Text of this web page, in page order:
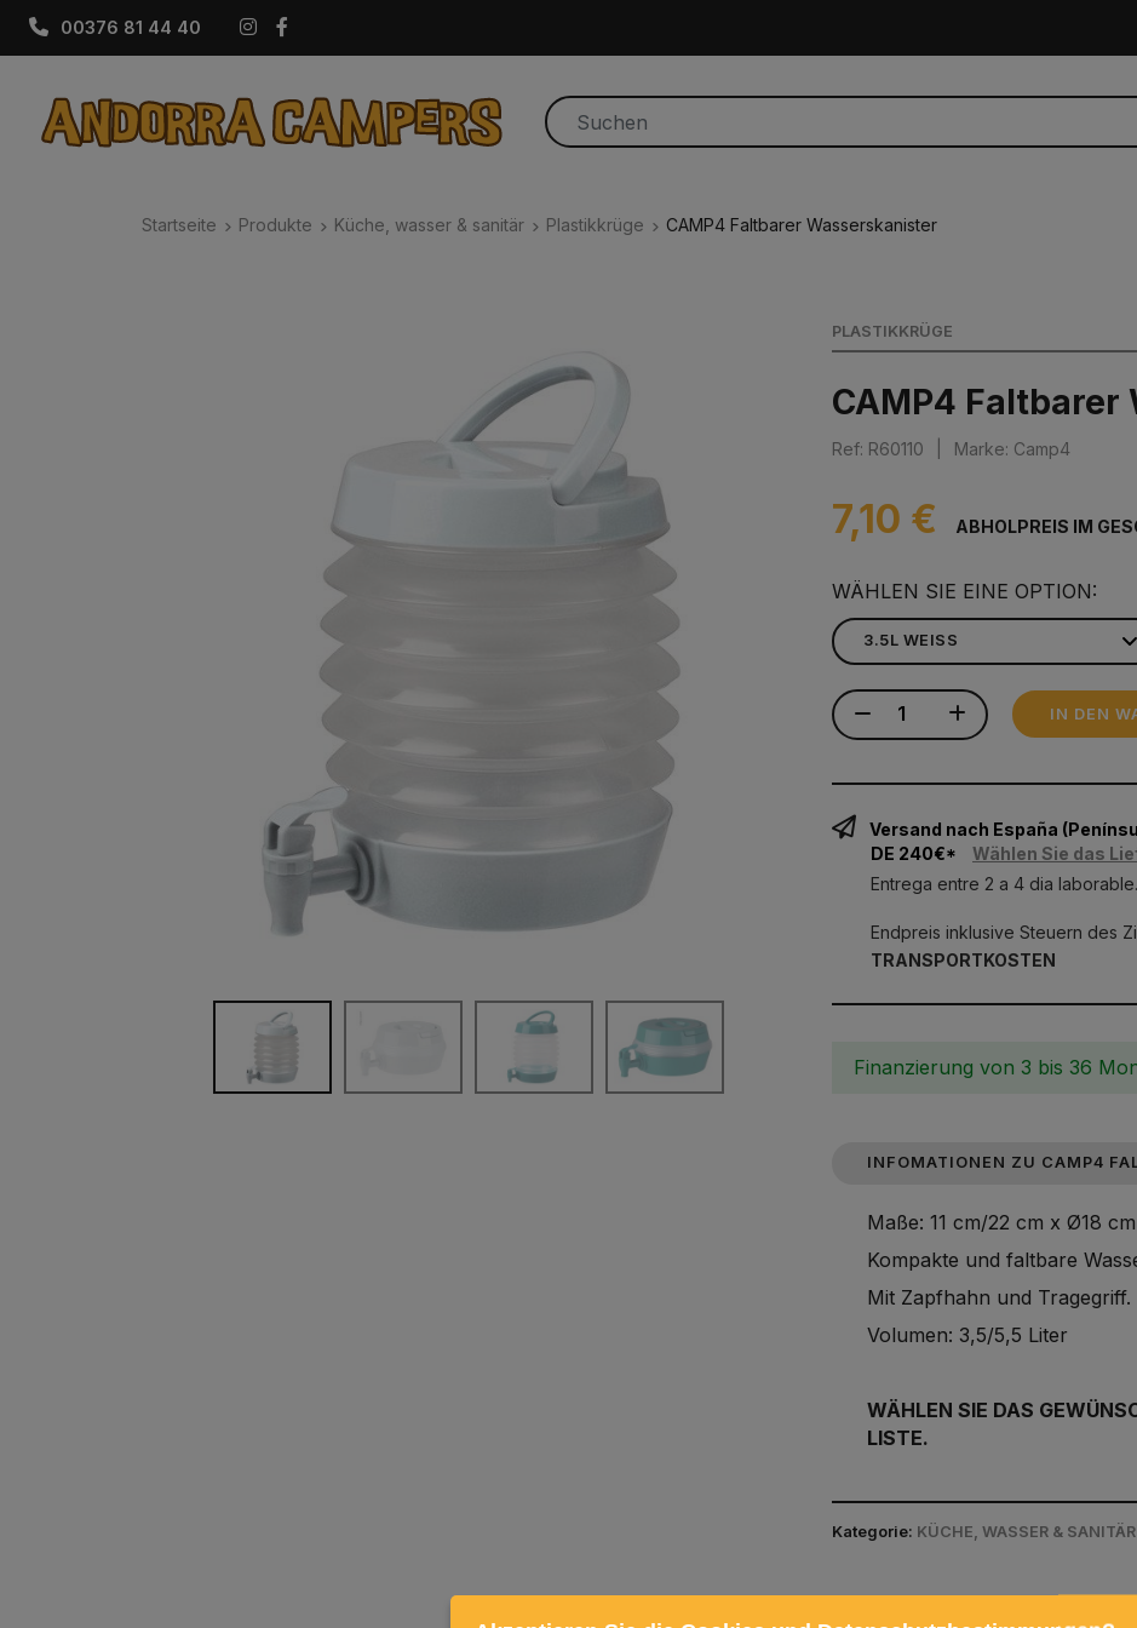
00376 81 44 40 Instagram
Startseite Produkte Küche, wasser & sanitär Plastikkrüge CAMP4 Faltbarer Wasserskanister
PLASTIKKRÜGE
CAMP4 Faltbarer
Ref: R60110 Marke: Camp4
7,10 € ABHOLPREIS IM
WÄHLEN SIE EINE OPTION:
IN DEN
Versand nach España
DE 240€*
Wählen Sie das
Entrega entre 2 a 4 dia
Endpreis inklusive Steuern des
TRANSPORTKOSTEN
Finanzierung von 3 bis 36
INFOMATIONEN ZU CAMP4
Maße: 11 cm/22 cm x Ø18 cm
Kompakte und faltbare
Mit Zapfhahn und Tragegriff.
Volumen: 3,5/5,5 Liter
WÄHLEN SIE DAS
LISTE.
Kategorie: KÜCHE, WASSER &